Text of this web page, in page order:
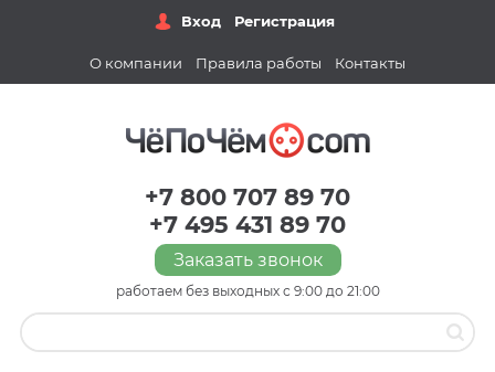
Вход Регистрация
О компании Правила работы Контакты
+7 800 707 89 70
+7 495 431 89 70
Заказать звонок
работаем без выходных с 9:00 до 21:00